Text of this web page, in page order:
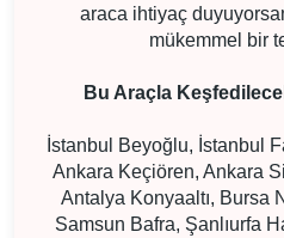
araca ihtiyaç
mükemmel bir
Bu Araçla
İstanbul Beyoğlu, İstanbul
Ankara Keçiören, Ankara
Antalya Konyaaltı, Bursa
Samsun Bafra, Şanlıurfa